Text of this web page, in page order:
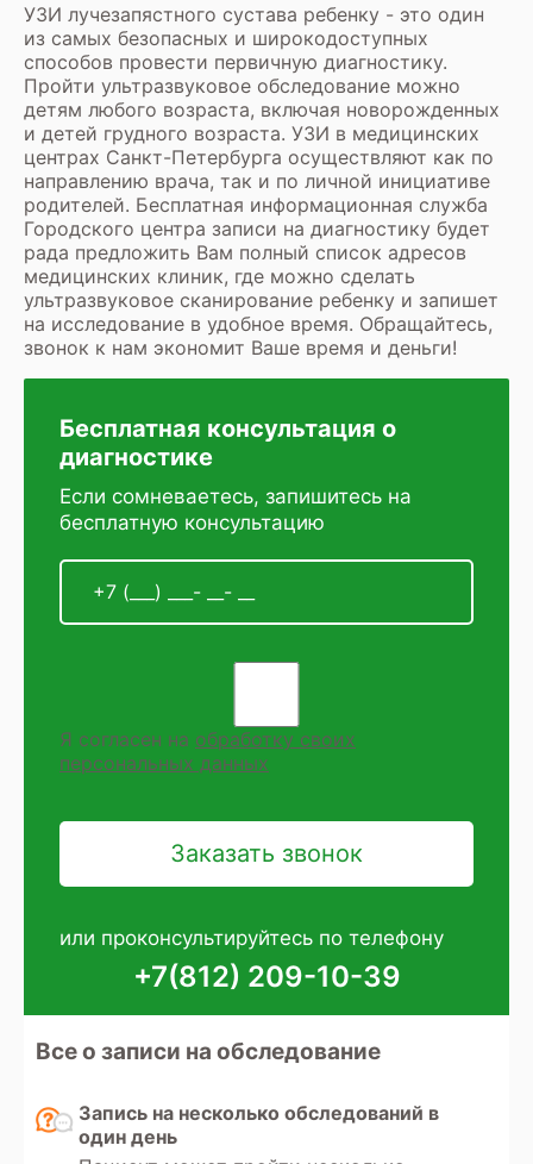
УЗИ лучезапястного сустава ребенку - это один
из самых безопасных и широкодоступных
способов провести первичную диагностику.
Пройти ультразвуковое обследование можно
детям любого возраста, включая новорожденных
и детей грудного возраста. УЗИ в медицинских
центрах Санкт-Петербурга осуществляют как по
направлению врача, так и по личной инициативе
родителей. Бесплатная информационная служба
Городского центра записи на диагностику будет
рада предложить Вам полный список адресов
медицинских клиник, где можно сделать
ультразвуковое сканирование ребенку и запишет
на исследование в удобное время. Обращайтесь,
звонок к нам экономит Ваше время и деньги!
Бесплатная консультация о
диагностике
Если сомневаетесь, запишитесь на
бесплатную консультацию
Я согласен на обработку своих
персональных данных
или проконсультируйтесь по телефону
+7(812) 209-10-39
Все о записи на обследование
Запись на несколько обследований в
один день